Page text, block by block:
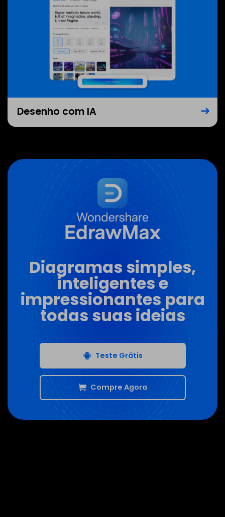
Desenho com IA
Diagramas simples,
inteligentes e
impressionantes para
todas suas ideias
Teste Grátis
Compre Agora